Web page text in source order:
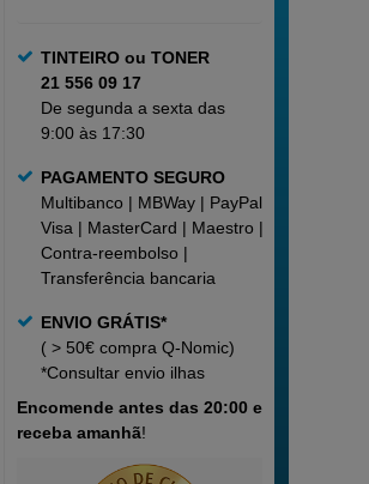
TINTEIRO ou TONER
21 556 09 17
De segunda a sexta das
9:00 às 17:30
PAGAMENTO SEGURO
Multibanco | MBWay | PayPal |
Visa | MasterCard | Maestro |
Contra-reembolso |
Transferência bancaria
ENVIO GRÁTIS*
( > 50€ compra Q-Nomic)
*Consultarenvio ilhas
Encomende antes das 20:00 e
receba amanhã!